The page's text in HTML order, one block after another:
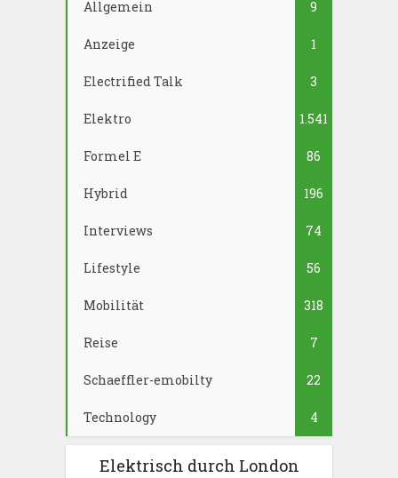
Allgemein 9
Anzeige 1
Electrified Talk 3
Elektro 1.541
Formel E 86
Hybrid 196
Interviews 74
Lifestyle 56
Mobilität 318
Reise 7
Schaeffler-emobilty 22
Technology 4
Elektrisch durch London